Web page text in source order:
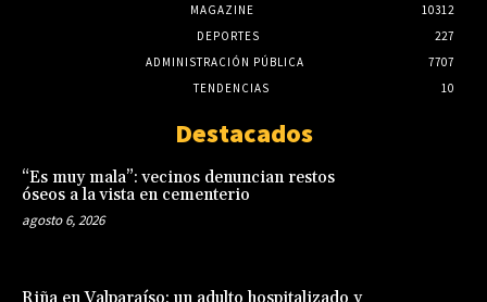
MAGAZINE
10312
DEPORTES
227
ADMINISTRACIÓN PÚBLICA
7707
TENDENCIAS
10
Destacados
“Es muy mala”: vecinos denuncian restos
óseos a la vista en cementerio
agosto 6, 2026